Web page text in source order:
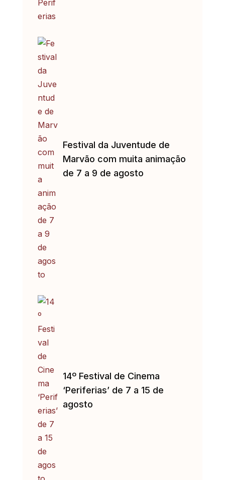
Festival da Juventude de
Marvão com muita animação
de 7 a 9 de agosto
14º Festival de Cinema
‘Periferias’ de 7 a 15 de
agosto